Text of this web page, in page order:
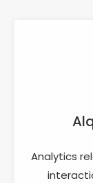
Analytics